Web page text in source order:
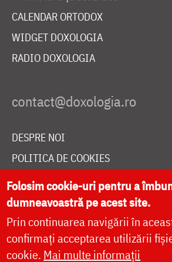
CALENDAR ORTODOX
WIDGET DOXOLOGIA
RADIO DOXOLOGIA
DESPRE NOI
POLITICA DE COOKIES
DONEAZĂ ONLINE PENTRU
LIVE
Folosim cookie-uri pentru a
dumneavoastră pe acest site.
Prin continuarea navigării în
confirmați acceptarea utilizării
cookie. Mai multe informații